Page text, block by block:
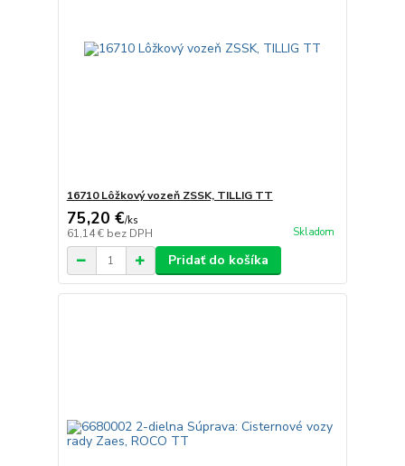
16710 Lôžkový vozeň ZSSK, TILLIG TT
75,20 €/ks
61,14 € bez DPH Skladom
Pridať do košíka